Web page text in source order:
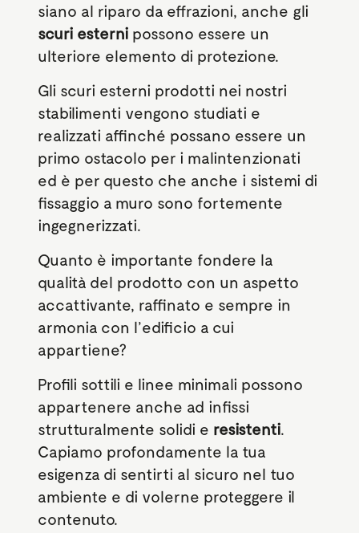
siano al riparo da effrazioni, anche gli
scuri esterni possono essere un
ulteriore elemento di protezione.
Gli scuri esterni prodotti nei nostri
stabilimenti vengono studiati e
realizzati affinché possano essere un
primo ostacolo per i malintenzionati
ed è per questo che anche i sistemi di
fissaggio a muro sono fortemente
ingegnerizzati.
Quanto è importante fondere la
qualità del prodotto con un aspetto
accattivante, raffinato e sempre in
armonia con l’edificio a cui
appartiene?
Profili sottili e linee minimali possono
appartenere anche ad infissi
strutturalmente solidi e resistenti.
Capiamo profondamente la tua
esigenza di sentirti al sicuro nel tuo
ambiente e di volerne proteggere il
contenuto.